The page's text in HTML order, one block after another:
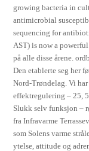
growing bacteria in
antimicrobial
sequencing for
AST) is now a
på alle disse årene.
Den etablerte seg her
Nord-Trøndelag. Vi
effektregulering – 25,
Slukk selv funksjon –
fra Infravarme
som Solens varme
ytelse, attitude og